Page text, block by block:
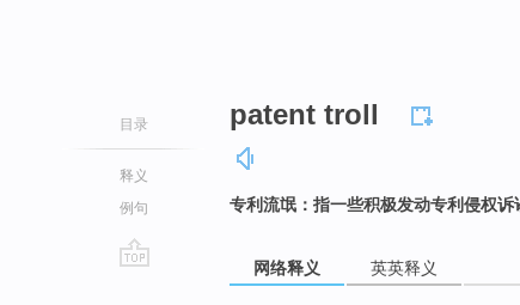
目录
释义
例句
patent troll
专利流氓：指一些积极发动专利侵权诉
网络释义 英英释义